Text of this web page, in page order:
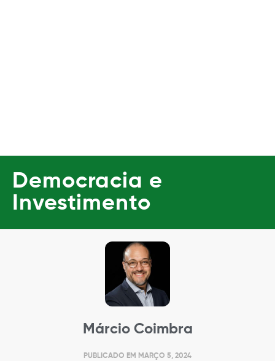
Democracia e
Investimento
Márcio Coimbra
PUBLICADO EM MARÇO 5, 2024